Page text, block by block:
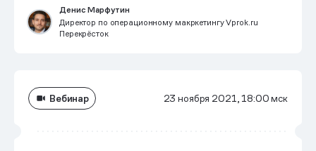
Денис Марфутин
Директор по операционному макркетингу Vprok.ru
Перекрёсток
Вебинар 23 ноября 2021, 18:00 мск